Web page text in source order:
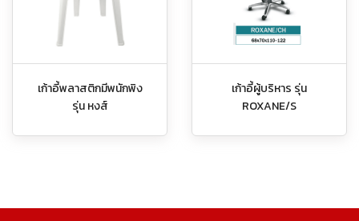
เก้าอี้พลาสติกมีพนักพิง
รุ่น หงส์
เก้าอี้ผู้บริหาร รุ่น
ROXANE/S